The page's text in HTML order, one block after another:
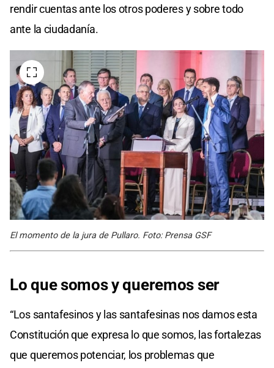
rendir cuentas ante los otros poderes y sobre todo
ante la ciudadanía.
El momento de la jura de Pullaro. Foto: Prensa GSF
Lo que somos y queremos ser
“Los santafesinos y las santafesinas nos damos esta
Constitución que expresa lo que somos, las fortalezas
que queremos potenciar, los problemas que